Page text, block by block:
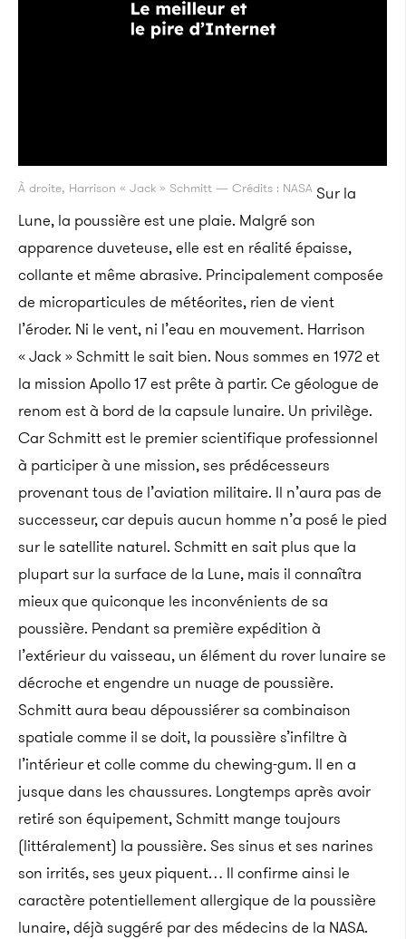
À droite, Harrison « Jack » Schmitt — Crédits : NASA Sur la
Lune, la poussière est une plaie. Malgré son
apparence duveteuse, elle est en réalité épaisse,
collante et même abrasive. Principalement composée
de microparticules de météorites, rien de vient
l’éroder. Ni le vent, ni l’eau en mouvement. Harrison
« Jack » Schmitt le sait bien. Nous sommes en 1972 et
la mission Apollo 17 est prête à partir. Ce géologue de
renom est à bord de la capsule lunaire. Un privilège.
Car Schmitt est le premier scientifique professionnel
à participer à une mission, ses prédécesseurs
provenant tous de l’aviation militaire. Il n’aura pas de
successeur, car depuis aucun homme n’a posé le pied
sur le satellite naturel. Schmitt en sait plus que la
plupart sur la surface de la Lune, mais il connaîtra
mieux que quiconque les inconvénients de sa
poussière. Pendant sa première expédition à
l’extérieur du vaisseau, un élément du rover lunaire se
décroche et engendre un nuage de poussière.
Schmitt aura beau dépoussiérer sa combinaison
spatiale comme il se doit, la poussière s’infiltre à
l’intérieur et colle comme du chewing-gum. Il en a
jusque dans les chaussures. Longtemps après avoir
retiré son équipement, Schmitt mange toujours
(littéralement) la poussière. Ses sinus et ses narines
son irrités, ses yeux piquent… Il confirme ainsi le
caractère potentiellement allergique de la poussière
lunaire, déjà suggéré par des médecins de la NASA.